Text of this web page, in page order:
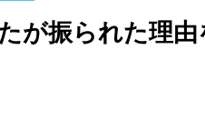
が振られた理由